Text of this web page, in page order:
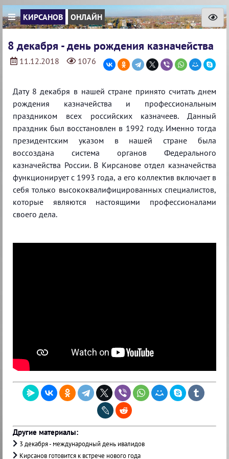
КИРСАНОВ ОНЛАЙН
8 декабря - день рождения казначейства
11.12.2018 1076
Дату 8 декабря в нашей стране принято считать днем
рождения казначейства и профессиональным
праздником всех российских казначеев. Данный
праздник был восстановлен в 1992 году. Именно тогда
президентским указом в нашей стране была
воссоздана система органов Федерального
казначейства России. В Кирсанове отдел казначейства
функционирует с 1993 года, а его коллектив включает в
себя только высококвалифицированных специалистов,
которые являются настоящими профессионалами
своего дела.
Другие материалы:
3 декабря - международный день ивалидов
Кирсанов готовится к встрече нового года